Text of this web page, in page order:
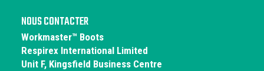
NOUS CONTACTER
Workmaster™ Boots
Respirex International Limited
Unit F, Kingsfield Business Centre